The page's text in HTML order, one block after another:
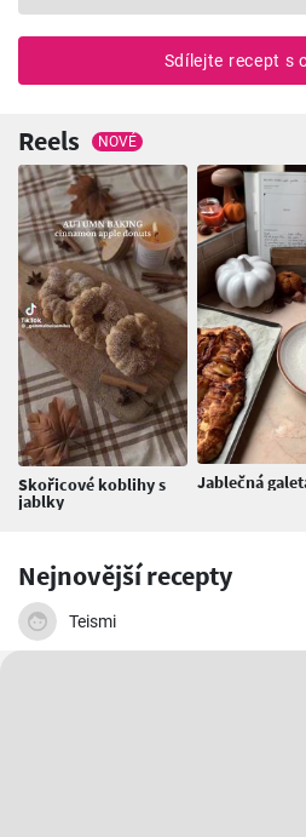
Sdílejte recept s
Reels NOVÉ
Skořicové koblihy s
jablky
Jablečná
Nejnovější recepty
Teismi